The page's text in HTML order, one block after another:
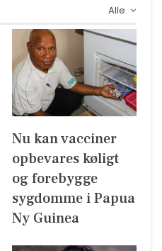
Alle
Nu kan vacciner
opbevares køligt
og forebygge
sygdomme i Papua
Ny Guinea